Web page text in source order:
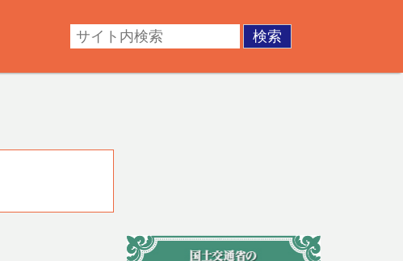
分割・成年後見。不動産の調査・測量・登記など。あなたの悩